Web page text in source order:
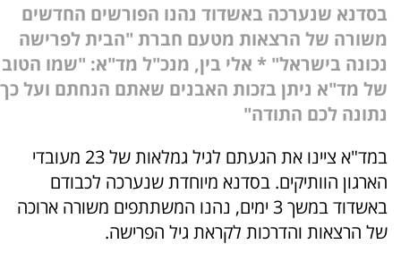
בסדנא שנערכה באשדוד נהנו הפורשים החדשים
משורה של הרצאות מטעם חברת "הבית לפרישה
נכונה בישראל" * אלי בין, מנכ"ל מד"א: "שמו הטוב
של מד"א ניתן בזכות האבנים שאתם הנחתם ועל כך
נתונה לכם התודה"
במד"א ציינו את הגעתם לגיל גמלאות של 23 מעובדי
הארגון הוותיקים. בסדנא מיוחדת שנערכה לכבודם
באשדוד במשך 3 ימים, נהנו המשתתפים משורה ארוכה
של הרצאות והדרכות לקראת גיל הפרישה.